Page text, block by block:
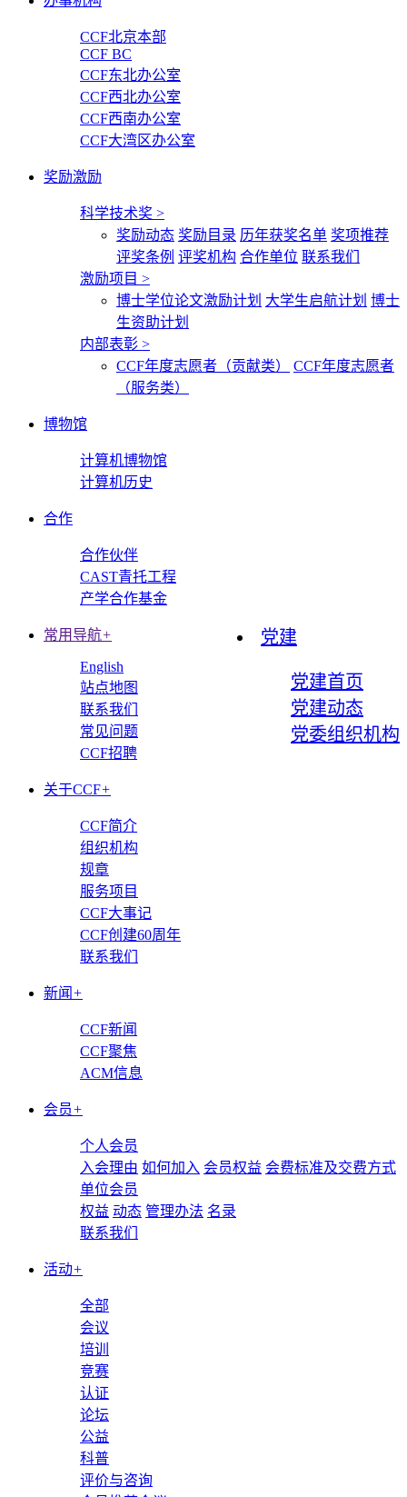
CCF北京本部
CCF BC
CCF东北办公室
CCF西北办公室
CCF西南办公室
CCF大湾区办公室
奖励激励
科学技术奖 >
奖励动态 奖励目录 历年获奖名单 奖项推荐
评奖条例 评奖机构 合作单位 联系我们
激励项目 >
博士学位论文激励计划 大学生启航计划 博士
生资助计划
内部表彰 >
CCF年度志愿者（贡献类）
CCF年度志愿者
（服务类）
博物馆
计算机博物馆
计算机历史
合作
合作伙伴
CAST青托工程
产学合作基金
党建
党建首页
党建动态
党委组织机构
常用导航+
English
站点地图
联系我们
常见问题
CCF招聘
关于CCF+
CCF简介
组织机构
规章
服务项目
CCF大事记
CCF创建60周年
联系我们
新闻 +
CCF新闻
CCF聚焦
ACM信息
会员+
个人会员
入会理由 如何加入 会员权益 会费标准及交费方式
单位会员
权益 动态 管理办法 名录
联系我们
活动+
全部
会议
培训
竞赛
认证
论坛
公益
科普
评价与咨询